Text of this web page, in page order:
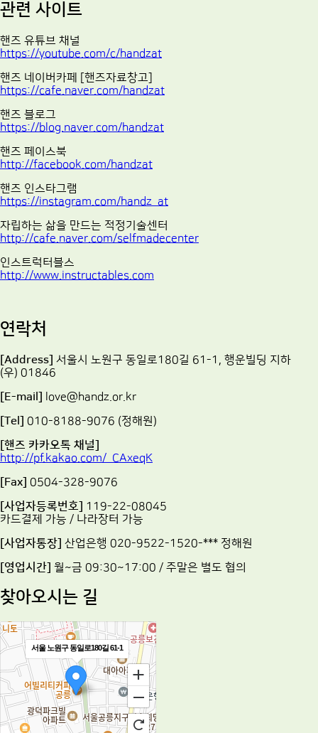
관련 사이트
핸즈 유튜브 채널
https://youtube.com/c/handzat
핸즈 네이버카페 [핸즈자료창고]
https://cafe.naver.com/handzat
핸즈 블로그
https://blog.naver.com/handzat
핸즈 페이스북
http://facebook.com/handzat
핸즈 인스타그램
https://instagram.com/handz_at
자립하는 삶을 만드는 적정기술센터
http://cafe.naver.com/selfmadecenter
인스트럭터블스
http://www.instructables.com
연락처
[Address] 서울시 노원구 동일로180길 61-1, 행운빌딩 지하
(우) 01846
[E-mail] love@handz.or.kr
[Tel] 010-8188-9076 (정해원)
[핸즈 카카오톡 채널]
http://pf.kakao.com/_CAxeqK
[Fax] 0504-328-9076
[사업자등록번호] 119-22-08045
카드결제 가능 / 나라장터 가능
[사업자통장] 산업은행 020-9522-1520-*** 정해원
[영업시간] 월~금 09:30~17:00 / 주말은 별도 협의
찾아오시는 길
서울 노원구 동일로180길 61-1